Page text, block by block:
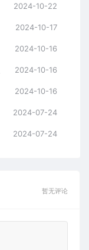
2024-10-22
2024-10-17
2024-10-16
2024-10-16
2024-10-16
2024-07-24
2024-07-24
暂无评论